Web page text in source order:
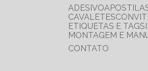
ADESIVO
CAVALETES
ETIQUETAS E TAGS
MONTAGEM E
CONTATO